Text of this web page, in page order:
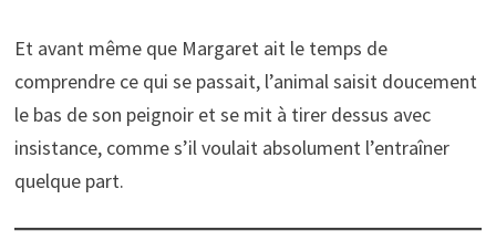
Et avant même que Margaret ait le temps de
comprendre ce qui se passait, l’animal saisit doucement
le bas de son peignoir et se mit à tirer dessus avec
insistance, comme s’il voulait absolument l’entraîner
quelque part.